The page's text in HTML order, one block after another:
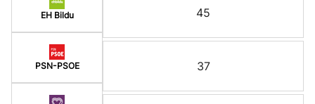
EH Bildu
PSN-PSOE
45
37